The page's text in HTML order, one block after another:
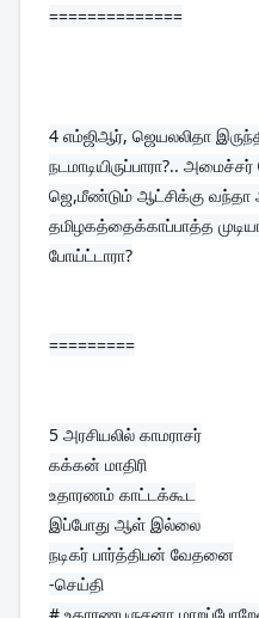
==============
4 எம்ஜிஆர், ஜெயலலிதா
நடமாடியிருப்பாரா?..
ஜெ,மீண்டும் ஆட்சிக்கு
தமிழகத்தைக்காப்பாத்த
போய்ட்டாரா?
=========
5 அரசியலில் காமராசர்
கக்கன் மாதிரி
உதாரணம் காட்டக்கூட
இப்போது ஆள் இல்லை
நடிகர் பார்த்திபன் வேதனை
-செய்தி
# உதாரணபுருசனா